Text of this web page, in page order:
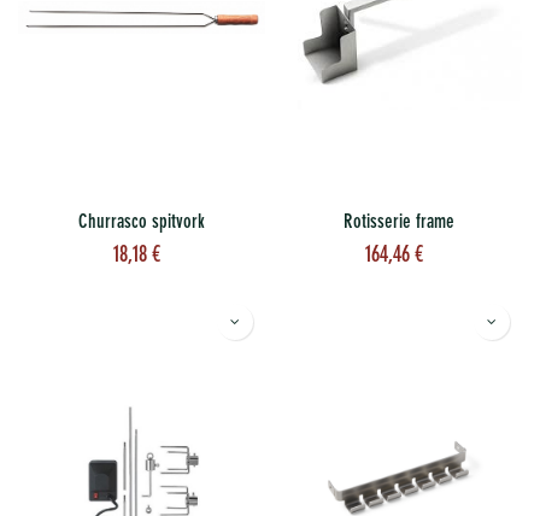
Churrasco spitvork
18,18 €
Rotisserie frame
164,46€